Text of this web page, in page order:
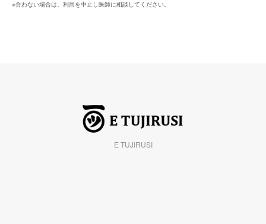
※合わない場合は、利用を中止し医師に相談してください。
E TUJIRUSI